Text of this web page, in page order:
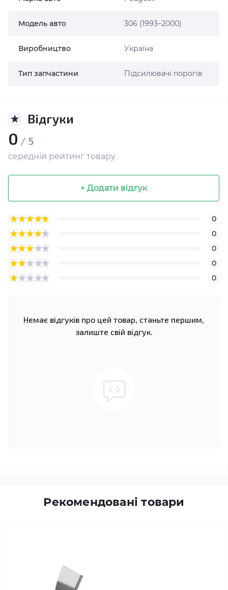
Модель авто 306 (1993–2000)
Виробництво Україна
Тип запчастини Підсилювачі порогів
Відгуки
0 / 5
середній рейтинг товару
+ Додати відгук
0
0
0
0
0
Немає відгуків про цей товар, станьте першим,
залиште свій відгук.
Рекомендовані товари